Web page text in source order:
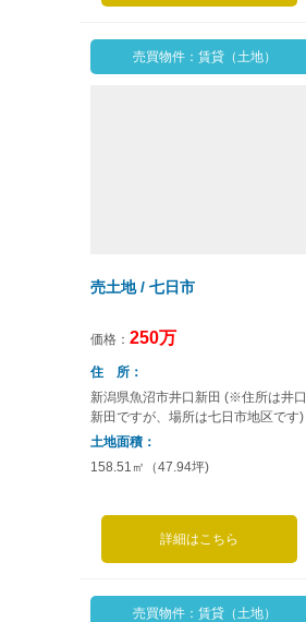
売買物件：賃貸（土地）
売土地 / 七日市
価格： 250万
住 所
新潟県魚沼市井口新田 (※住所は井口
新田ですが、場所は七日市地区です)
土地面積
158.51㎡（47.94坪)
詳細はこちら
売買物件：賃貸（土地）